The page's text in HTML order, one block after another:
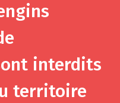
interdits
territoire